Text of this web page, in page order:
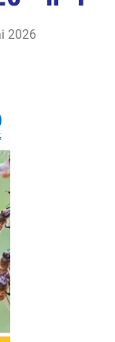
2026